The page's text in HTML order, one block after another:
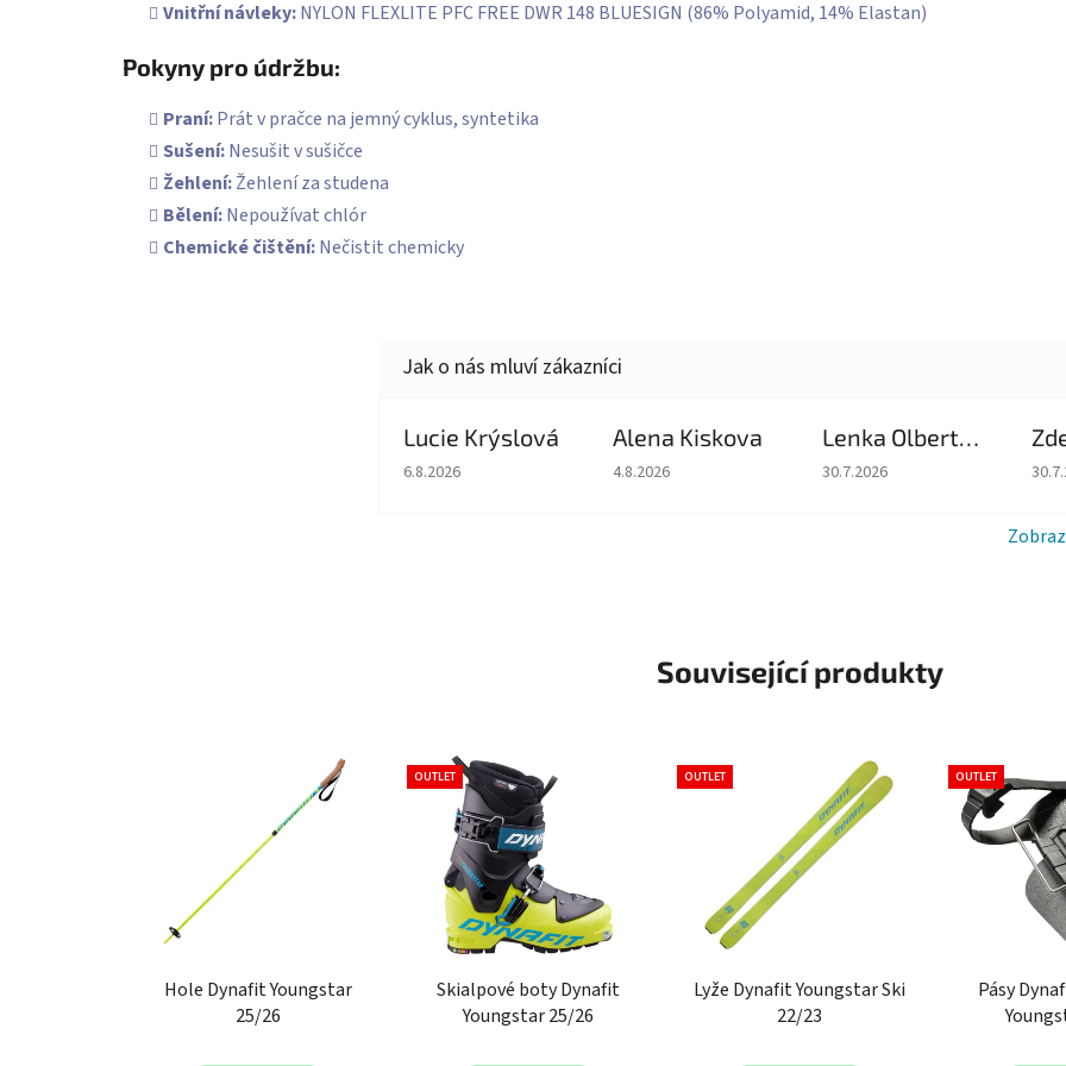
Vnitřní návleky:NYLON FLEXLITE PFC FREE DWR 148 BLUESIGN (86% Polyamid, 14% Elastan)
Pokyny pro údržbu:
Praní:Prát v pračce na jemný cyklus, syntetika
Sušení:Nesušit v sušičce
Žehlení:Žehlení za studena
Bělení:Nepoužívat chlór
Chemické čištění:Nečistit chemicky
Lucie Krýslová
Hodnocení obchodu je 5 z 5 hvězdiček.
6.8.2026
Alena Kiskova
Hodnocení obchodu je 5 z 5 hvězdiček.
4.8.2026
Lenka Olbertova
Hodnocení obchodu je 5 z 5
30.7.2026
Související produkty
Hole Dynafit Youngstar
25/26
OUTLET
Skialpové boty Dynafit
Youngstar 25/26
OUTLET
Lyže Dynafit Youngstar Ski
22/23
OUTLET
Pásy